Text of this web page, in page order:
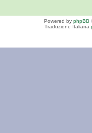
Powered by phpBB
Traduzione Italiana